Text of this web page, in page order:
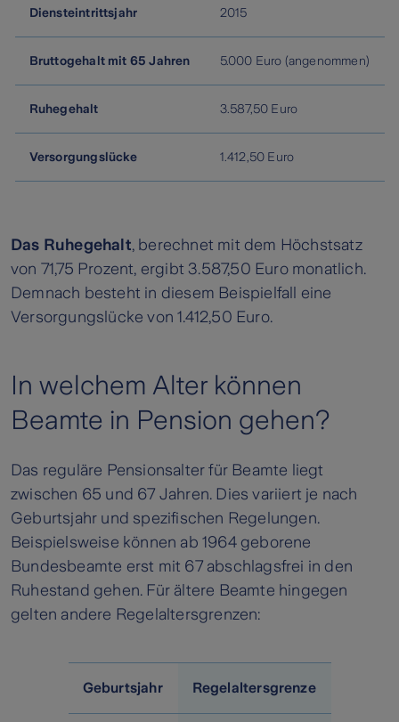
Diensteintrittsjahr 2015
Bruttogehalt mit 65 Jahren 5.000 Euro (angenommen)
Ruhegehalt 3.587,50 Euro
Versorgungslücke 1.412,50 Euro
Das Ruhegehalt, berechnet mit dem Höchstsatz
von 71,75 Prozent, ergibt 3.587,50 Euro monatlich.
Demnach besteht in diesem Beispielfall eine
Versorgungslücke von 1.412,50 Euro.
In welchem Alter können
Beamte in Pension gehen?
Das reguläre Pensionsalter für Beamte liegt
zwischen 65 und 67 Jahren. Dies variiert je nach
Geburtsjahr und spezifischen Regelungen.
Beispielsweise können ab 1964 geborene
Bundesbeamte erst mit 67 abschlagsfrei in den
Ruhestand gehen. Für ältere Beamte hingegen
gelten andere Regelaltersgrenzen:
Geburtsjahr Regelaltersgrenze